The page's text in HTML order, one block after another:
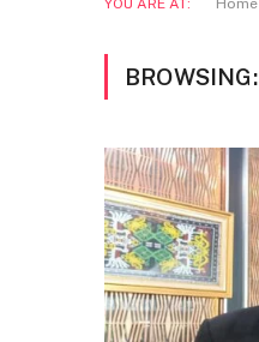
YOU ARE AT: Home
BROWSING: